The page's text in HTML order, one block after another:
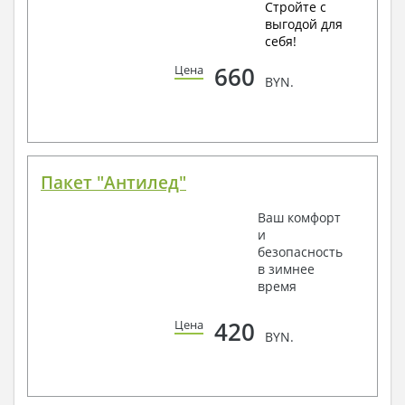
Стройте с
выгодой для
себя!
Цена 660 BYN.
Пакет "Антилед"
Ваш комфорт
и
безопасность
в зимнее
время
Цена 420 BYN.